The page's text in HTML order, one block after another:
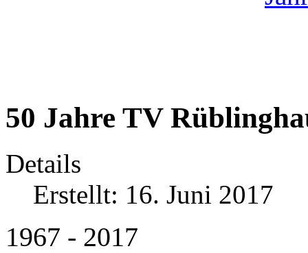
50 Jahre TV
Details
Erstellt: 16. Juni 2017
1967 - 2017